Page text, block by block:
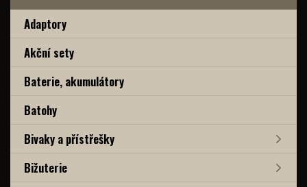
Adaptory
Akční sety
Baterie, akumulátory
Batohy
Bivaky a přístřešky
Bižuterie